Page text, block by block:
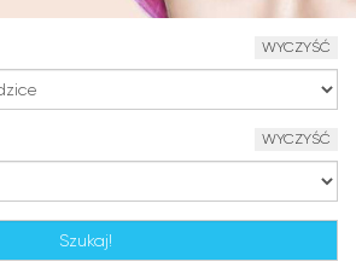
WYCZYŚĆ
WYCZYŚĆ